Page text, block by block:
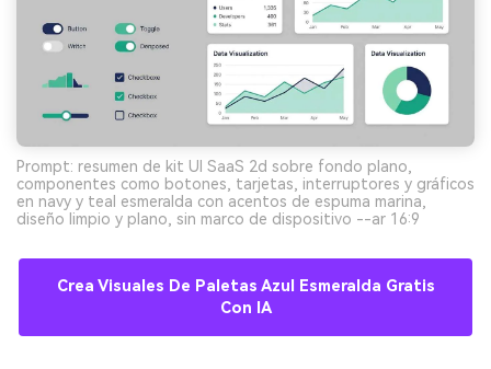
Prompt: resumen de kit UI SaaS 2d sobre fondo plano,
componentes como botones, tarjetas, interruptores y gráficos
en navy y teal esmeralda con acentos de espuma marina,
diseño limpio y plano, sin marco de dispositivo --ar 16:9
Crea Visuales De Paletas Azul Esmeralda Gratis
Con IA